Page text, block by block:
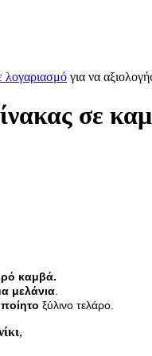
λογαριασμό για να
σε
καμβά.
μελάνια
ξύλινο τελάρο.
,